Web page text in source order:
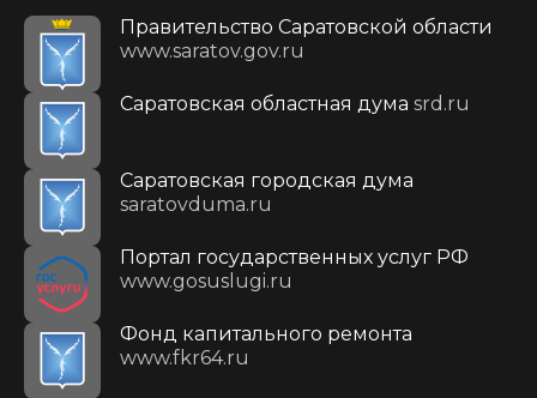
Правительство Саратовской области
www.saratov.gov.ru
Саратовская областная дума srd.ru
Саратовская городская дума
saratovduma.ru
Портал государственных услуг РФ
www.gosuslugi.ru
Фонд капитального ремонта
www.fkr64.ru